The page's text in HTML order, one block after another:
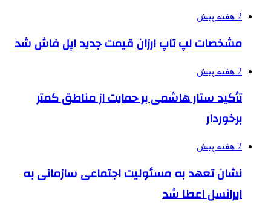
2 هفته پیش
مشخصات لپ تاپ ارزان قیمت جدید اپل فاش شد
2 هفته پیش
تأکید ستار هاشمی بر حمایت از مناطق کمتر
برخوردار
2 هفته پیش
نشان تعهد به مسئولیت اجتماعی سازمانی به
ایرانسل اعطا شد